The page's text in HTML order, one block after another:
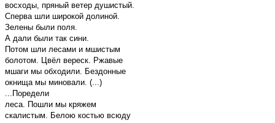
восходы, пряный ветер душистый.
Сперва шли широкой долиной.
Зелены были поля.
А дали были так сини.
Потом шли лесами и мшистым
болотом. Цвёл вереск. Ржавые
мшаги мы обходили. Бездонные
окнища мы миновали. (...)
...Поредели
леса. Пошли мы кряжем
скалистым. Белою костью всюду